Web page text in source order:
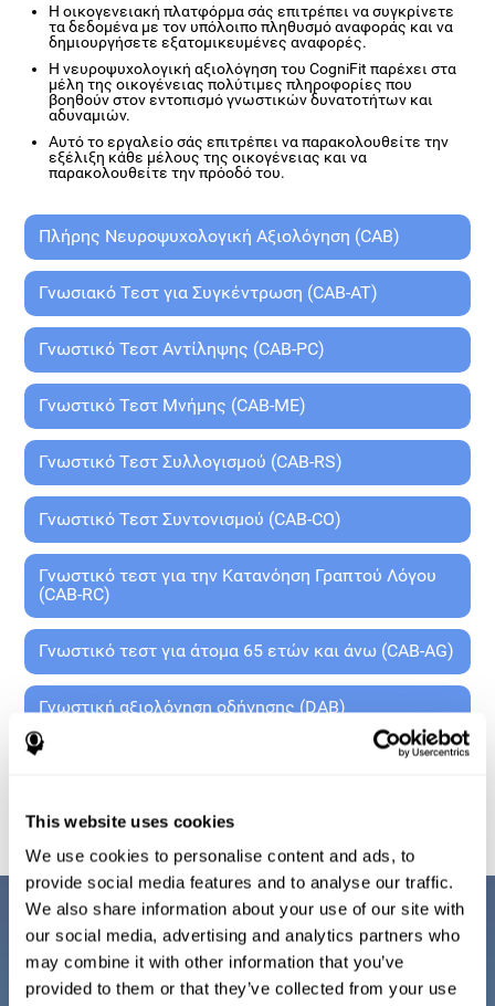
This website uses cookies
We use cookies to personalise content and ads, to
provide social media features and to analyse our traffic.
We also share information about your use of our site with
our social media, advertising and analytics partners who
may combine it with other information that you’ve
provided to them or that they’ve collected from your use
Η οικογενειακή πλατφόρμα σάς επιτρέπει να συγκρίνετε
τα δεδομένα με τον υπόλοιπο πληθυσμό αναφοράς και να
δημιουργήσετε εξατομικευμένες αναφορές.
Η νευροψυχολογική αξιολόγηση του CogniFit παρέχει στα
μέλη της οικογένειας πολύτιμες πληροφορίες που
βοηθούν στον εντοπισμό γνωστικών δυνατοτήτων και
αδυναμιών.
Αυτό το εργαλείο σάς επιτρέπει να παρακολουθείτε την
εξέλιξη κάθε μέλους της οικογένειας και να
παρακολουθείτε την πρόοδό του.
Πλήρης Νευροψυχολογική Αξιολόγηση (CAB)
Γνωσιακό Τεστ για Συγκέντρωση (CAB-AT)
Γνωστικό Τεστ Αντίληψης (CAB-PC)
Γνωστικό Τεστ Μνήμης (CAB-ME)
Γνωστικό Τεστ Συλλογισμού (CAB-RS)
Γνωστικό Τεστ Συντονισμού (CAB-CO)
Γνωστικό τεστ για την Κατανόηση Γραπτού Λόγου
(CAB-RC)
Γνωστικό τεστ για άτομα 65 ετών και άνω (CAB-AG)
Γνωστική αξιολόγηση οδήγησης (DAB)
Γνωστική προπόνηση της